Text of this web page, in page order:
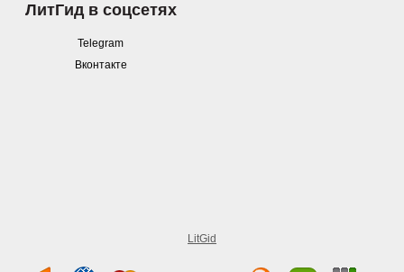
ЛитГид в соцсетях
Telegram
Вконтакте
LitGid